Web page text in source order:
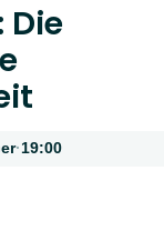
Die
·19:00